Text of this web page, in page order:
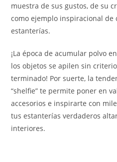
muestra de sus gustos, de su
como ejemplo inspiracional de
estanterías.
¡La época de acumular polvo
los objetos se apilen sin
terminado! Por suerte, la
“shelfie” te permite poner en
accesorios e inspirarte con
tus estanterías verdaderos
interiores.